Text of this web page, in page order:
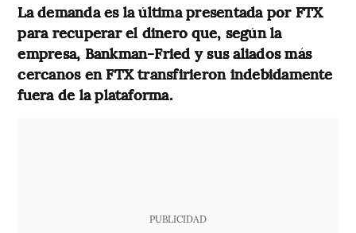
La demanda es la última presentada por FTX
para recuperar el dinero que, según la
empresa, Bankman-Fried y sus aliados más
cercanos en FTX transfirieron indebidamente
fuera de la plataforma.
PUBLICIDAD